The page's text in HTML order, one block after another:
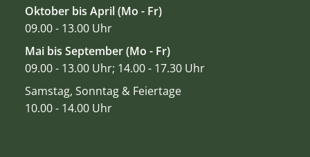
Oktober bis April (Mo - Fr)
09.00 - 13.00 Uhr
Mai bis September (Mo - Fr)
09.00 - 13.00 Uhr; 14.00 - 17.30 Uhr
Samstag, Sonntag & Feiertage
10.00 - 14.00 Uhr